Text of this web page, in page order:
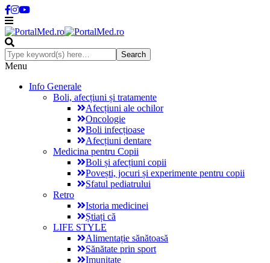
Menu
Info Generale
Boli, afecțiuni și tratamente
Afecțiuni ale ochilor
Oncologie
Boli infecțioase
Afecțiuni dentare
Medicina pentru Copii
Boli și afecțiuni copii
Povești, jocuri și experimente pentru copii
Sfatul pediatrului
Retro
Istoria medicinei
Știați că
LIFE STYLE
Alimentație sănătoasă
Sănătate prin sport
Imunitate